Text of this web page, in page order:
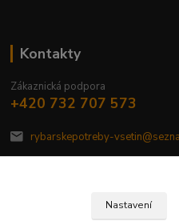
Kontakty
Zákaznická podpora
+420 732 707 573
rybarskepotreby-
Nastavení